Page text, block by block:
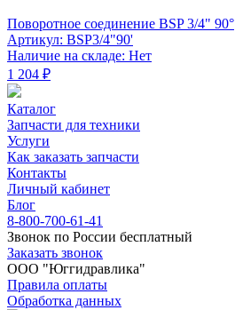
Поворотное соединение BSP 3/4" 90°
Артикул: BSP3/4"90'
Наличие на складе: Нет
1 204 ₽
Каталог
Запчасти для техники
Услуги
Как заказать запчасти
Контакты
Личный кабинет
Блог
8-800-700-61-41
Звонок по России бесплатный
Заказать звонок
ООО "Юггидравлика"
Правила оплаты
Обработка данных